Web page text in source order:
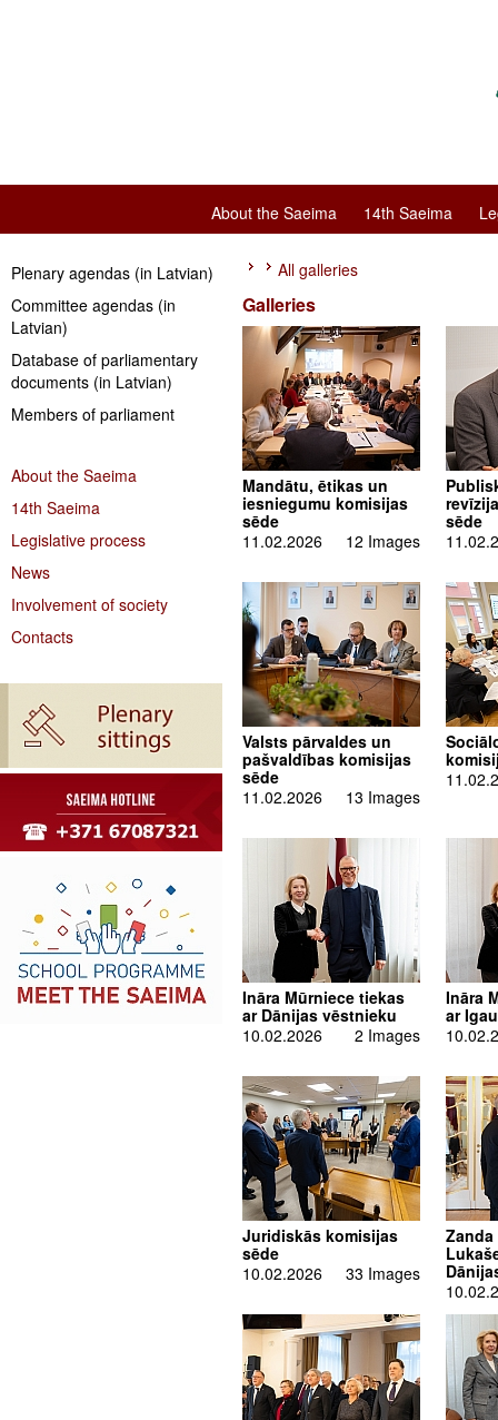
About the Saeima 14th Saeima
Plenary agendas (in Latvian)
Committee agendas (in
Latvian)
Database of parliamentary
documents (in Latvian)
Members of parliament
About the Saeima
14th Saeima
Legislative process
News
Involvement of society
Contacts
All galleries
Galleries
Mandātu, ētikas un
iesniegumu komisijas
sēde
11.02.2026
12 Images
sēde
Valsts pārvaldes un
pašvaldības komisijas
sēde
11.02.2026
13 Images
Ināra Mūrniece tiekas
ar Dānijas vēstnieku
10.02.2026
2 Images
Ināra
ar
Juridiskās komisijas
sēde
10.02.2026
33 Images